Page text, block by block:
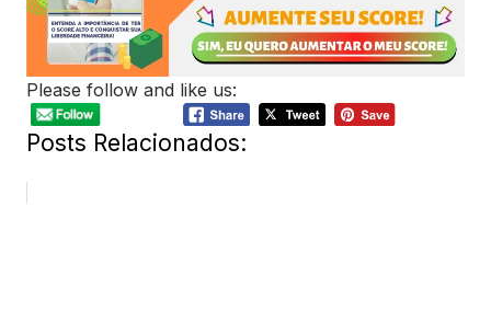
Please follow and like us:
Posts Relacionados: